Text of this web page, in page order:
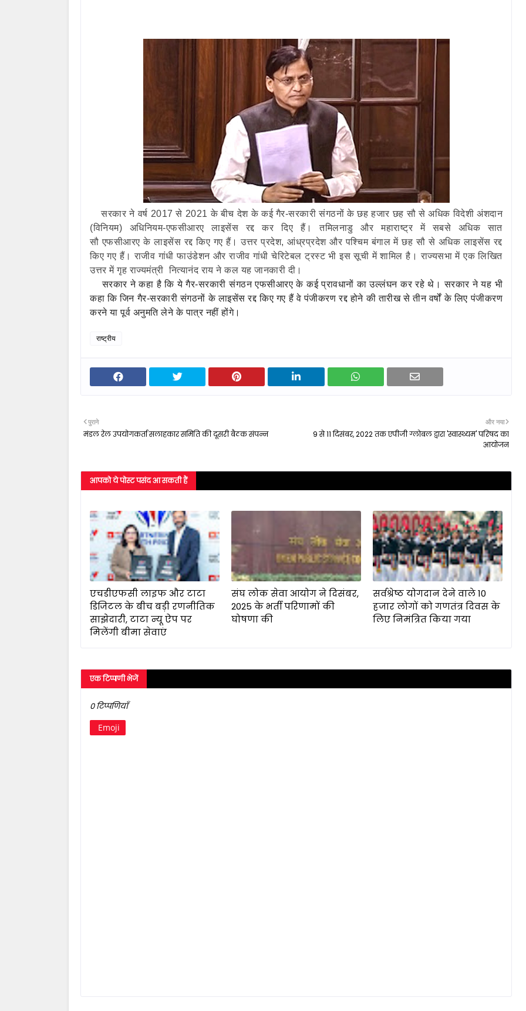
सरकार ने वर्ष 2017 से 2021 के बीच देश के कई गैर-सरकारी संगठनों के छह हजार छह सौ से अधिक विदेशी अंशदान
(विनियम) अधिनियम-एफसीआरए लाइसेंस रद्द कर दिए हैं। तमिलनाडु और महाराष्ट्र में सबसे अधिक सात
सौ एफसीआरए के लाइसेंस रद्द किए गए हैं। उत्तर प्रदेश, आंध्रप्रदेश और पश्चिम बंगाल में छह सौ से अधिक लाइसेंस रद्द
किए गए हैं। राजीव गांधी फाउंडेशन और राजीव गांधी चेरिटेबल ट्रस्ट भी इस सूची में शामिल है। राज्यसभा में एक लिखित
उत्तर में गृह राज्यमंत्री नित्यानंद राय ने कल यह जानकारी दी।
सरकार ने कहा है कि ये गैर-सरकारी संगठन एफसीआरए के कई प्रावधानों का उल्लंघन कर रहे थे। सरकार ने यह भी
कहा कि जिन गैर-सरकारी संगठनों के लाइसेंस रद्द किए गए हैं वे पंजीकरण रद्द होने की तारीख से तीन वर्षों के लिए पंजीकरण
करने या पूर्व अनुमति लेने के पात्र नहीं होंगे।
राष्ट्रीय
और नया
9 से 11 दिसंबर, 2022 तक एपीजी ग्लोबल द्वारा 'स्वास्थ्यम' परिषद का
आयोजन
पुराने
मंडल रेल उपयोगकर्ता सलाहकार समिति की दूसरी बैठक संपन्न
आपको ये पोस्ट पसंद आ सकती हैं
एचडीएफसी लाइफ और टाटा
डिजिटल के बीच बड़ी रणनीतिक
साझेदारी, टाटा न्यू ऐप पर
मिलेंगी बीमा सेवाएं
संघ लोक सेवा आयोग ने दिसंबर,
2025 के भर्ती परिणामों की
घोषणा की
सर्वश्रेष्ठ योगदान देने वाले 10
हजार लोगों को गणतंत्र दिवस के
लिए निमंत्रित किया गया
एक टिप्पणी भेजें
0 टिप्पणियाँ
Emoji